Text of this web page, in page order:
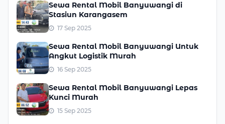
Sewa Rental Mobil Banyuwangi di
Stasiun Karangasem
17 Sep 2025
Sewa Rental Mobil Banyuwangi Untuk
Angkut Logistik Murah
16 Sep 2025
Sewa Rental Mobil Banyuwangi Lepas
Kunci Murah
15 Sep 2025